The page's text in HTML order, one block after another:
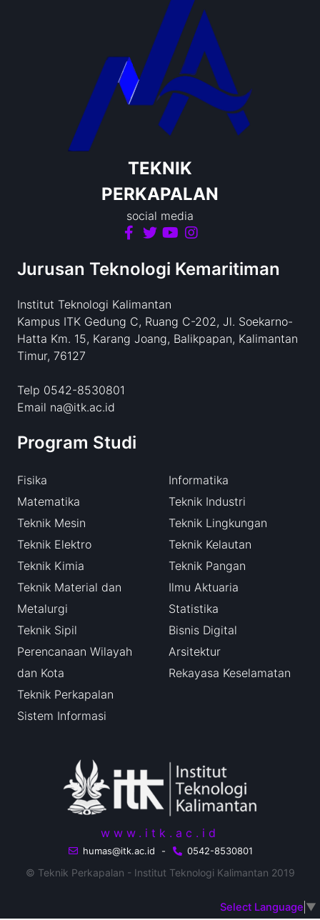
TEKNIK
PERKAPALAN
social media
Jurusan Teknologi Kemaritiman
Institut Teknologi Kalimantan
Kampus ITK Gedung C, Ruang C-202, Jl. Soekarno-
Hatta Km. 15, Karang Joang, Balikpapan, Kalimantan
Timur, 76127
Telp 0542-8530801
Email na@itk.ac.id
Program Studi
Fisika
Matematika
Teknik Mesin
Teknik Elektro
Teknik Kimia
Teknik Material dan
Metalurgi
Teknik Sipil
Perencanaan Wilayah
dan Kota
Teknik Perkapalan
Sistem Informasi
Informatika
Teknik Industri
Teknik Lingkungan
Teknik Kelautan
Teknik Pangan
Ilmu Aktuaria
Statistika
Bisnis Digital
Arsitektur
Rekayasa Keselamatan
www.itk.ac.id
humas@itk.ac.id - 0542-8530801
© Teknik Perkapalan - Institut Teknologi Kalimantan 2019
Select Language ▼